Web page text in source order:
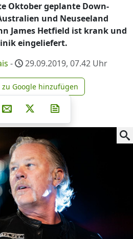
Oktober geplante Down-
und Neuseeland
James Hetfield ist krank und
eingeliefert.
- 29.09.2019, 07.42 Uhr
news.de zu Google
zu Google hinzufügen
auf Facebook
Teilen auf Whatsapp
Teilen auf Telegram
auf Pinterest
Per E-Mail teilen
Post auf X